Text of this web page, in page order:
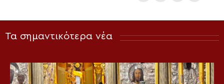
Τα σημαντικότερα νέα